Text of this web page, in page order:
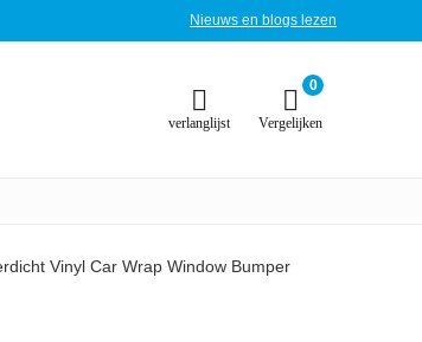
Nieuws en blogs lezen
verlanglijst
0
Vergelijken
Vinyl Car Wrap Window Bumper